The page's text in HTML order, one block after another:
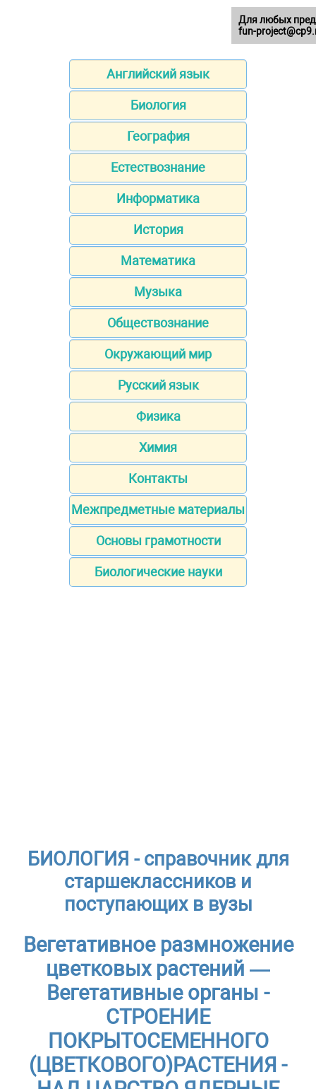
Английский язык
Биология
География
Естествознание
Информатика
История
Математика
Музыка
Обществознание
Окружающий мир
Русский язык
Физика
Химия
Контакты
Межпредметные материалы
Основы грамотности
Биологические науки
БИОЛОГИЯ - справочник для
старшеклассников и
поступающих в вузы
Вегетативное размножение
цветковых растений —
Вегетативные органы -
СТРОЕНИЕ
ПОКРЫТОСЕМЕННОГО
(ЦВЕТКОВОГО)РАСТЕНИЯ -
Для любых
fun-